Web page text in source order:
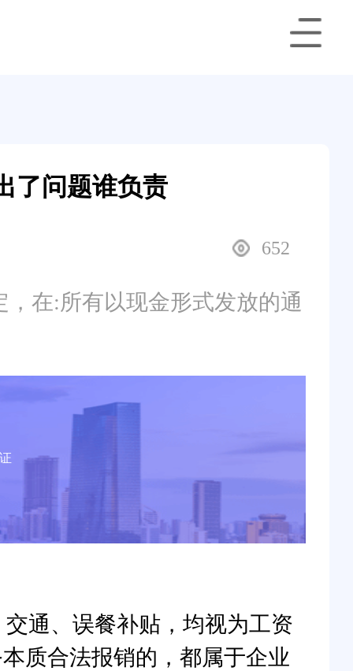
了问题谁负责
652
在:所有以现金形式发放的通
通、误餐补贴，均视为工资
质合法报销的，都属于企业